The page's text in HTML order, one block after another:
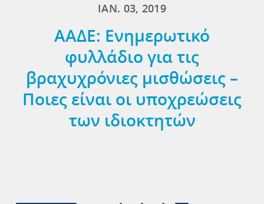
ΙΑΝ. 03, 2019
ΑΑΔΕ: Ενημερωτικό
φυλλάδιο για τις
βραχυχρόνιες μισθώσεις –
Ποιες είναι οι υποχρεώσεις
των ιδιοκτητών